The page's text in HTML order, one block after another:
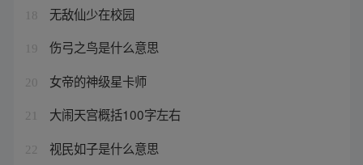
18 无敌仙少在校园
19 伤弓之鸟是什么意思
20 女帝的神级星卡师
21 大闹天宫概括100字左右
22 视民如子是什么意思